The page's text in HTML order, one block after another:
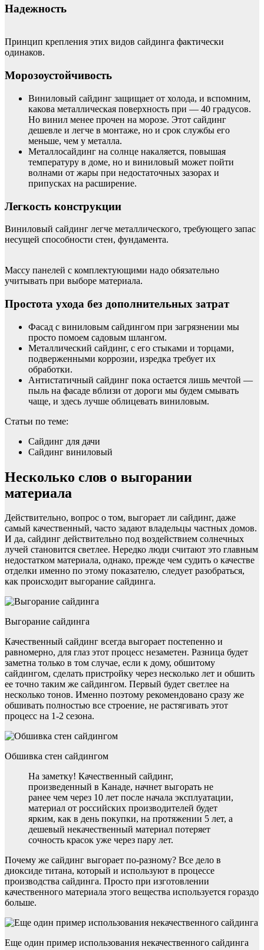
Надежность
Принцип крепления этих видов сайдинга фактически
одинаков.
Морозоустойчивость
Виниловый сайдинг защищает от холода, и вспомним,
какова металлическая поверхность при — 40 градусов.
Но винил менее прочен на морозе. Этот сайдинг
дешевле и легче в монтаже, но и срок службы его
меньше, чем у металла.
Металлосайдинг на солнце накаляется, повышая
температуру в доме, но и виниловый может пойти
волнами от жары при недостаточных зазорах и
припусках на расширение.
Легкость конструкции
Виниловый сайдинг легче металлического, требующего запас
несущей способности стен, фундамента.
Массу панелей с комплектующими надо обязательно
учитывать при выборе материала.
Простота ухода без дополнительных затрат
Фасад с виниловым сайдингом при загрязнении мы
просто помоем садовым шлангом.
Металлический сайдинг, с его стыками и торцами,
подверженными коррозии, изредка требует их
обработки.
Антистатичный сайдинг пока остается лишь мечтой —
пыль на фасаде вблизи от дороги мы будем смывать
чаще, и здесь лучше облицевать виниловым.
Статьи по теме:
Сайдинг для дачи
Сайдинг виниловый
Несколько слов о выгорании
материала
Действительно, вопрос о том, выгорает ли сайдинг, даже
самый качественный, часто задают владельцы частных домов.
И да, сайдинг действительно под воздействием солнечных
лучей становится светлее. Нередко люди считают это главным
недостатком материала, однако, прежде чем судить о качестве
отделки именно по этому показателю, следует разобраться,
как происходит выгорание сайдинга.
Выгорание сайдинга
Качественный сайдинг всегда выгорает постепенно и
равномерно, для глаз этот процесс незаметен. Разница будет
заметна только в том случае, если к дому, обшитому
сайдингом, сделать пристройку через несколько лет и обшить
ее точно таким же сайдингом. Первый будет светлее на
несколько тонов. Именно поэтому рекомендовано сразу же
обшивать полностью все строение, не растягивать этот
процесс на 1-2 сезона.
Обшивка стен сайдингом
На заметку! Качественный сайдинг,
произведенный в Канаде, начнет выгорать не
ранее чем через 10 лет после начала эксплуатации,
материал от российских производителей будет
ярким, как в день покупки, на протяжении 5 лет, а
дешевый некачественный материал потеряет
сочность красок уже через пару лет.
Почему же сайдинг выгорает по-разному? Все дело в
диоксиде титана, который и используют в процессе
производства сайдинга. Просто при изготовлении
качественного материала этого вещества используется гораздо
больше.
Еще один пример использования некачественного сайдинга